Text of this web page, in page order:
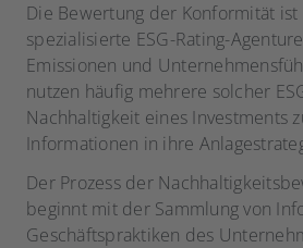
Die Bewertung der Konformität
spezialisierte ESG-Rating-
Emissionen und
nutzen häufig mehrere solcher
Nachhaltigkeit eines Investments
Informationen in ihre
Der Prozess der
beginnt mit der Sammlung von
Geschäftspraktiken des